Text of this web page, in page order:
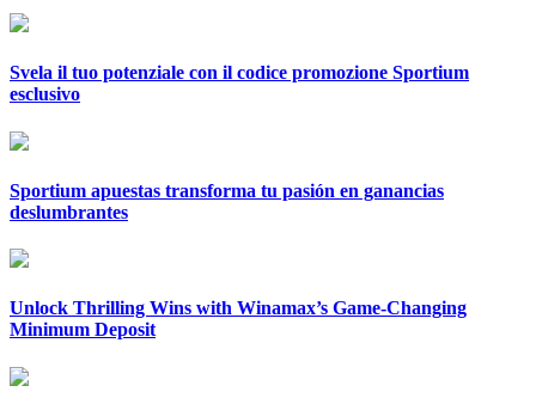
Svela il tuo potenziale con il codice promozione Sportium
esclusivo
Sportium apuestas transforma tu pasión en ganancias
deslumbrantes
Unlock Thrilling Wins with Winamax’s Game-Changing
Minimum Deposit